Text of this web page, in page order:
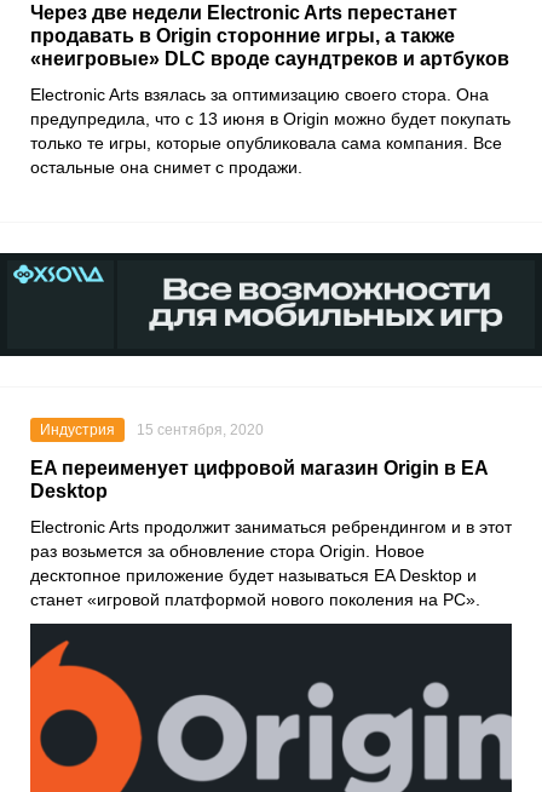
Через две недели Electronic Arts перестанет
продавать в Origin сторонние игры, а также
«неигровые» DLC вроде саундтреков и артбуков
Electronic Arts взялась за оптимизацию своего стора. Она
предупредила, что с 13 июня в Origin можно будет покупать
только те игры, которые опубликовала сама компания. Все
остальные она снимет с продажи.
Индустрия 15 сентября, 2020
EA переименует цифровой магазин Origin в EA
Desktop
Electronic Arts продолжит заниматься ребрендингом и в этот
раз возьмется за обновление стора Origin. Новое
десктопное приложение будет называться EA Desktop и
станет «игровой платформой нового поколения на PC».